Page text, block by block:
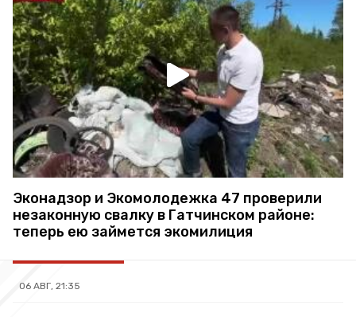
Эконадзор и Экомолодежка 47 проверили
незаконную свалку в Гатчинском районе:
теперь ею займется экомилиция
06 АВГ, 21:35